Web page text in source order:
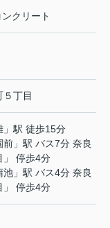
クリート
５丁目
」駅 徒歩15分
前 」駅 バス7分 奈良
」 停歩4分
池 」駅 バス4分 奈良
」 停歩4分